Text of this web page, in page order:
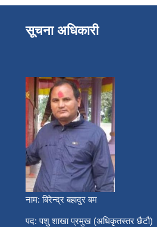
सूचना अधिकारी
नाम: बिरेन्द्र बहादुर बम
पद: पशु शाखा प्रमुख (अधिकृतस्तर छैटौ)